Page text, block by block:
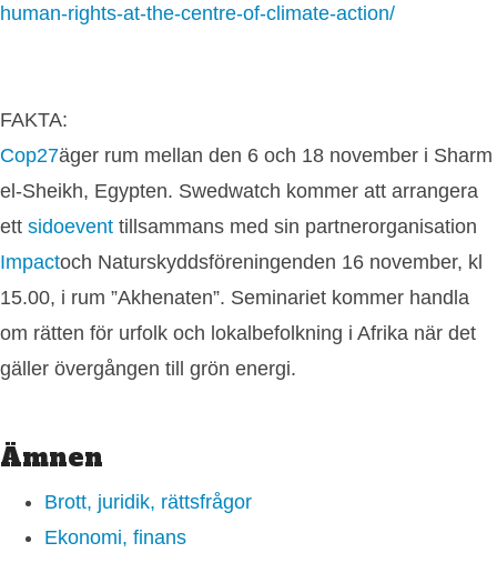
human-rights-at-the-centre-of-climate-action/
FAKTA:
Cop27äger rum mellan den 6 och 18 november i Sharm
el-Sheikh, Egypten. Swedwatch kommer att arrangera
ett sidoevent tillsammans med sin partnerorganisation
Impactoch Naturskyddsföreningenden 16 november, kl
15.00, i rum ”Akhenaten”. Seminariet kommer handla
om rätten för urfolk och lokalbefolkning i Afrika när det
gäller övergången till grön energi.
Ämnen
Brott, juridik, rättsfrågor
Ekonomi, finans